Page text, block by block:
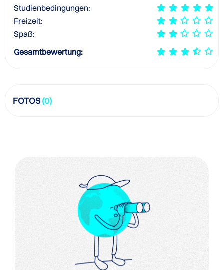
Studienbedingungen:
Freizeit:
Spaß:
Gesamtbewertung:
FOTOS(0)